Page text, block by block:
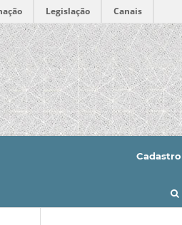
Legislação Canais
Cadastro